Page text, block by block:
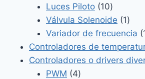
producto
Luces Piloto 1010
productos
Válvula Solenoide 11
Variador de frecuencia
Controladores de
Controladores o drivers
PWM 44